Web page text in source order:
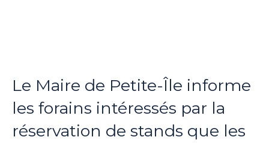
Le Maire de Petite-Île informe
les forains intéressés par la
réservation de stands que les